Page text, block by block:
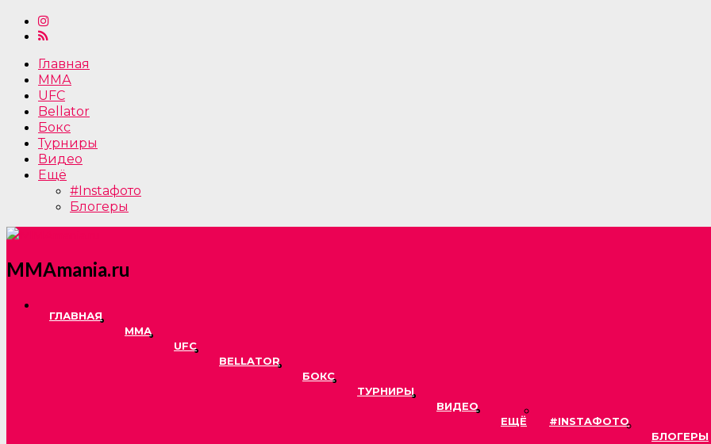
Главная
ММА
UFC
Bellator
Бокс
Турниры
Видео
Ещё
#Instaфото
Блогеры
MMAmania.ru
ГЛАВНАЯ
ММА
UFC
BELLATOR
БОКС
ТУРНИРЫ
ВИДЕО
ЕЩЁ
#INSTAФОТО
БЛОГЕРЫ